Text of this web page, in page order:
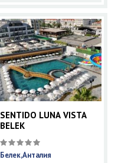
SENTIDO LUNA VISTA
BELEK
Белек,Анталия